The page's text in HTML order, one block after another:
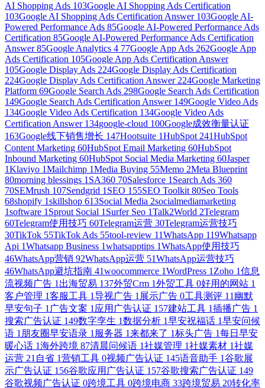
AI Shopping Ads 103Google AI Shopping Ads Certification
103Google AI Shopping Ads Certification Answer 103Google AI-
Powered Performance Ads 85Google AI-Powered Performance Ads
Certification 85Google AI-Powered Performance Ads Certification
Answer85Google Analytics 4 77Google App Ads 262Google App
Ads Certification 105Google App Ads Certification Answer
105Google Display Ads 224Google Display Ads Certification
224Google Display Ads Certification Answer 224Google Marketing
Platform 69Google Search Ads 298Google Search Ads Certification
149Google Search Ads Certification Answer 149Google Video Ads
134Google Video Ads Certification 134Google Video Ads
Certification Answer 134google-cloud 100Google成效衡量认证
163Google线下销售增长 147Hootsuite 1HubSpot 241HubSpot
Content Marketing 60HubSpot Email Marketing 60HubSpot
Inbound Marketing 60HubSpot Social Media Marketing 60Jasper
1Klaviyo 1Mailchimp 1Media Buying 55Memo 2Meta Blueprint
80morning blessings 1 SA360 70Salesforce 1 Search Ads 360
70SEMrush 107Sendgrid 1 SEO 155SEO Toolkit 80Seo Tools
68shopify 1skillshop 613Social Media 2socialmediamarketing
1software 1 Sprout Social 1 Surfer Seo 1Talk2World 2Telegram
60Telegram使用技巧 60Telegram运营 30Telegram运营技巧
30TikTok 55TikTok Ads 55tool-review 11WhatsApp 119Whatsapp
Api 1Whatsapp Business 1whatsapptips 1WhatsApp使用技巧
46WhatsApp营销 92WhatsApp运营 51WhatsApp运营技巧
46WhatsApp避坑指南 41woocommerce 1WordPress 1 Zoho 1信息
流视频广告 1 出海贸易 137外贸Crm 1外贸工具 0好用的网站 1
客户管理 1客服工具 1导视广告 1 展示广告 0工具测评 11 幽默
早安句子 1 广告文案 1 应用广告认证 157建站工具 1插播广告 1
搜索广告认证 149数字孪生 1数据分析 1早安祝福话 1早安问候
语 1 朋友圈早安语录 1 服务器 1来都来了 1标头广告 1每日早安
暖心话 1海外跨境 87清晨问候语 1社媒管理 1社媒素材 1社媒
运营 21 自省 1营销工具 0视频广告认证 145语音助手 1谷歌展
示广告认证 156谷歌应用广告认证 157谷歌搜索广告认证 149
谷歌视频广告认证 0跨境工具 0跨境电商 33跨境贸易 20转化率